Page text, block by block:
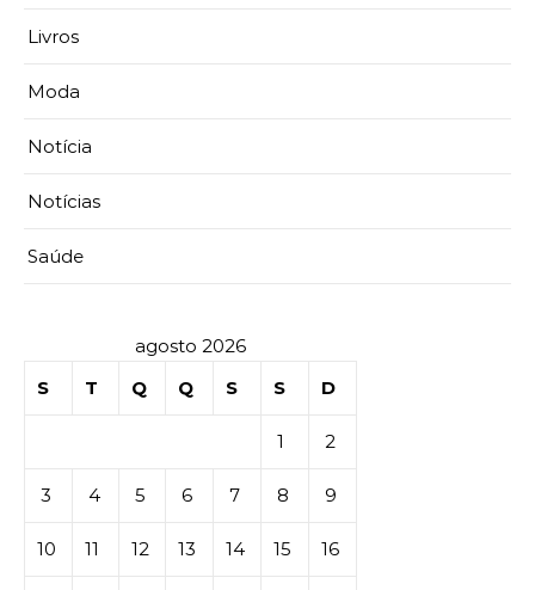
Livros
Moda
Notícia
Notícias
Saúde
agosto 2026
S
T Q Q S S D
1 2
3 4 5 6 7 8 9
10 11 12 13 14 15 16